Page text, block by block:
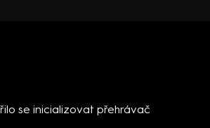
se inicializovat přehrávač